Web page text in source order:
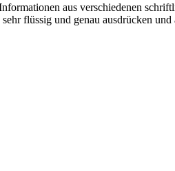
aus verschiedenen
flüssig und genau ausdrücken